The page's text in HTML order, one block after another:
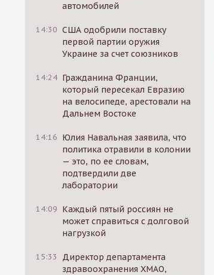
автомобилей
14:30 США одобрили поставку
первой партии оружия
Украине за счет союзников
14:24 Гражданина Франции,
который пересекал Евразию
на велосипеде, арестовали на
Дальнем Востоке
14:16 Юлия Навальная заявила, что
политика отравили в колонии
— это, по ее словам,
подтвердили две
лаборатории
14:09 Каждый пятый россиян не
может справиться с долговой
нагрузкой
15:33
Директор департамента
здравоохранения ХМАО,